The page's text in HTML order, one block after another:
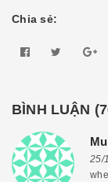
Chia sẻ:
BÌNH LUẬN (
25/